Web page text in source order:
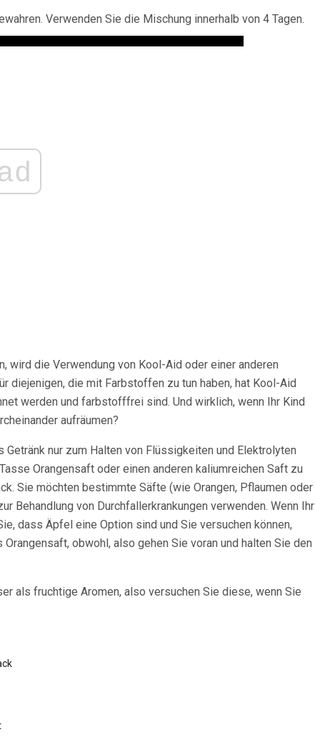
Verwenden Sie die Mischung innerhalb von 4 Tagen.
die Verwendung von Kool-Aid oder einer anderen
diejenigen, die mit Farbstoffen zu tun haben, hat Kool-Aid
werden und farbstofffrei sind. Und wirklich, wenn Ihr Kind
aufräumen?
nur zum Halten von Flüssigkeiten und Elektrolyten
Orangensaft oder einen anderen kaliumreichen Saft zu
Sie möchten bestimmte Säfte (wie Orangen, Pflaumen oder
Behandlung von Durchfallerkrankungen verwenden. Wenn Ihr
dass Äpfel eine Option sind und Sie versuchen können,
obwohl, also gehen Sie voran und halten Sie den
als fruchtige Aromen, also versuchen Sie diese, wenn Sie